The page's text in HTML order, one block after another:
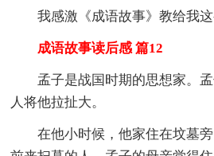
我感激《成语故事》教给我这
成语故事读后感 篇12
孟子是战国时期的思想家。
人将他拉扯大。
在他小时候，他家住在坟墓